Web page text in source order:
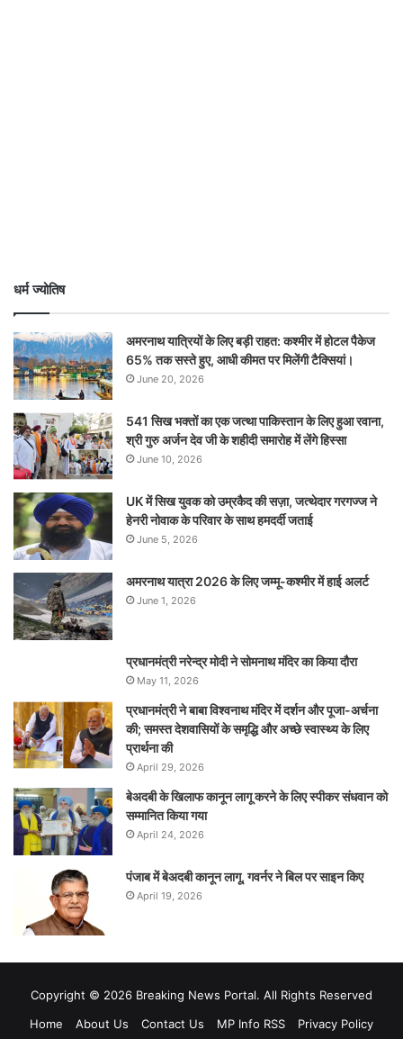
धर्म ज्योतिष
अमरनाथ यात्रियों के लिए बड़ी राहत: कश्मीर में होटल पैकेज
65% तक सस्ते हुए, आधी कीमत पर मिलेंगी टैक्सियां।
June 20, 2026
541 सिख भक्तों का एक जत्था पाकिस्तान के लिए हुआ रवाना,
श्री गुरु अर्जन देव जी के शहीदी समारोह में लेंगे हिस्सा
June 10, 2026
UK में सिख युवक को उम्रकैद की सज़ा, जत्थेदार गरगज्ज ने
हेनरी नोवाक के परिवार के साथ हमदर्दी जताई
June 5, 2026
अमरनाथ यात्रा 2026 के लिए जम्मू-कश्मीर में हाई अलर्ट
June 1, 2026
प्रधानमंत्री नरेन्‍द्र मोदी ने सोमनाथ मंदिर का किया दौरा
May 11, 2026
प्रधानमंत्री ने बाबा विश्वनाथ मंदिर में दर्शन और पूजा-अर्चना
की; समस्‍त देशवासियों के समृद्धि और अच्छे स्वास्थ्य के लिए
प्रार्थना की
April 29, 2026
बेअदबी के खिलाफ कानून लागू करने के लिए स्पीकर संधवान को
सम्मानित किया गया
April 24, 2026
पंजाब में बेअदबी कानून लागू, गवर्नर ने बिल पर साइन किए
April 19, 2026
Copyright © 2026 Breaking News Portal. All Rights Reserved
Home
About Us Contact Us MP Info RSS Privacy Policy